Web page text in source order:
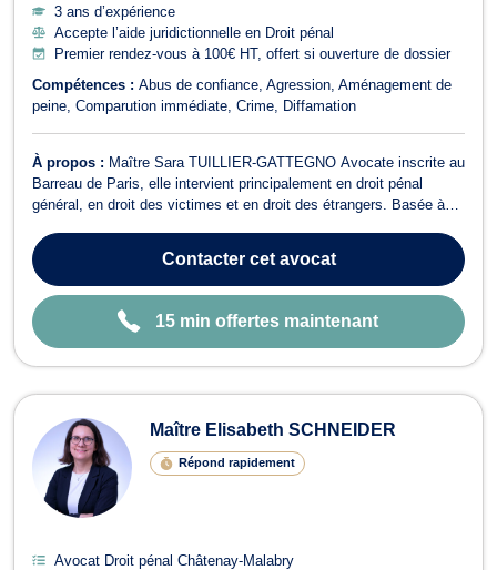
3 ans d’expérience
Accepte l’aide juridictionnelle en Droit pénal
Premier rendez-vous à 100€ HT, offert si ouverture de dossier
Compétences : Abus de confiance Agression Aménagement de
peine Comparution immédiate Crime Diffamation
À propos : Maître Sara TUILLIER-GATTEGNO Avocate inscrite au
Barreau de Paris, elle intervient principalement en droit pénal
général, en droit des victimes et en droit des étrangers. Basée à
(91, 92, 94, 93, 78 et 77). Elle accompagne aussi bien les auteurs
que les vic...
Contactercet avocat
15 min offertes maintenant
Maître Elisabeth SCHNEIDER
Répond rapidement
Avocat Droit pénal Châtenay-Malabry